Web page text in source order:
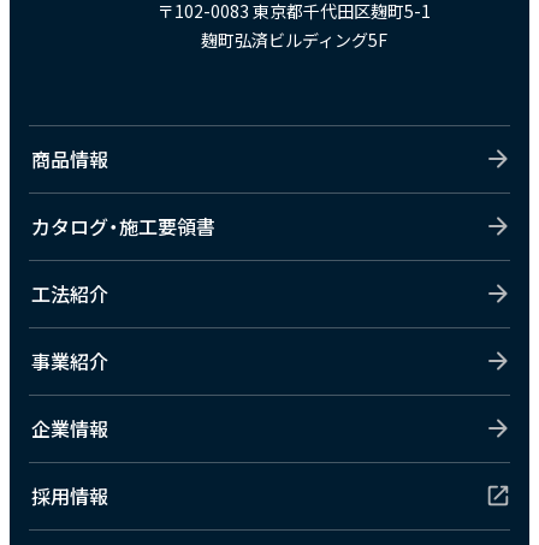
〒102-0083 東京都千代田区麹町5-1
麹町弘済ビルディング5F
商品情報
カタログ・施工要領書
工法紹介
事業紹介
企業情報
採用情報